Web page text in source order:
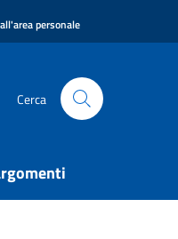
personale
Cerca